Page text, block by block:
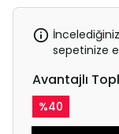
sepetinize
Avantajlı
%40